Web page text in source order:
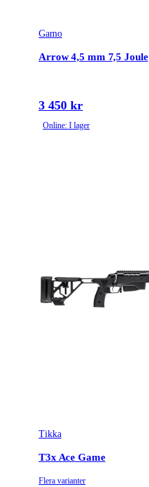
Gamo
Arrow 4,5 mm 7,5 Joule
3 450 kr
Online: I lager
Tikka
T3x Ace Game
Flera varianter